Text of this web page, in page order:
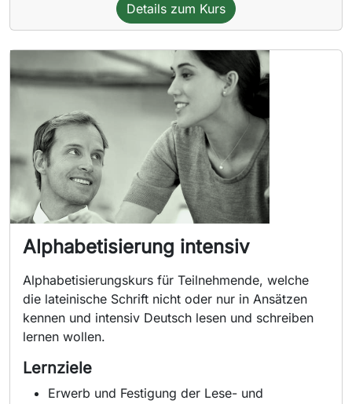
Details zum Kurs
Alphabetisierung intensiv
Alphabetisierungskurs für Teilnehmende, welche
die lateinische Schrift nicht oder nur in Ansätzen
kennen und intensiv Deutsch lesen und schreiben
lernen wollen.
Lernziele
Erwerb und Festigung der Lese- und